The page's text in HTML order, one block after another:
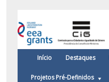
Início Destaques
Projetos Pré-Definidos